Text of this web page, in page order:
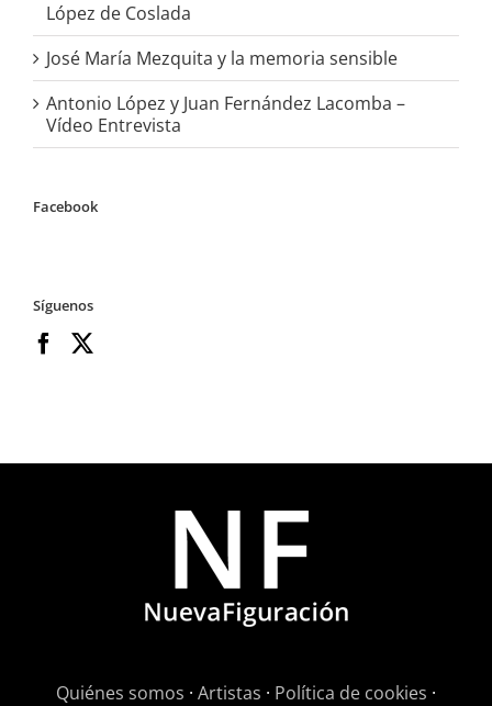
López de Coslada
José María Mezquita y la memoria sensible
Antonio López y Juan Fernández Lacomba –
Vídeo Entrevista
Facebook
Síguenos
Quiénes somos · Artistas · Política de cookies ·